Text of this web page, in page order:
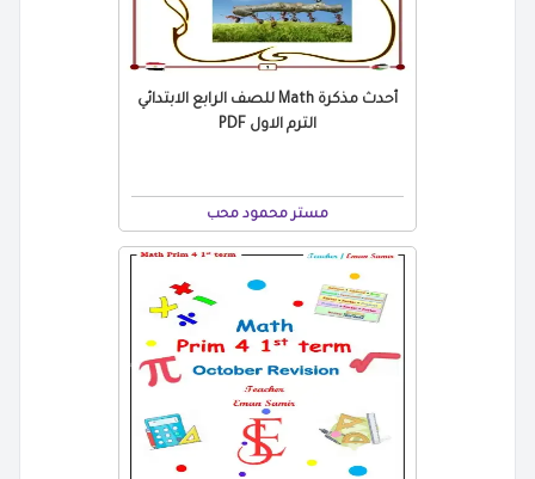
أحدث مذكرة Math للصف الرابع الابتدائي
الترم الاول PDF
مستر محمود محب